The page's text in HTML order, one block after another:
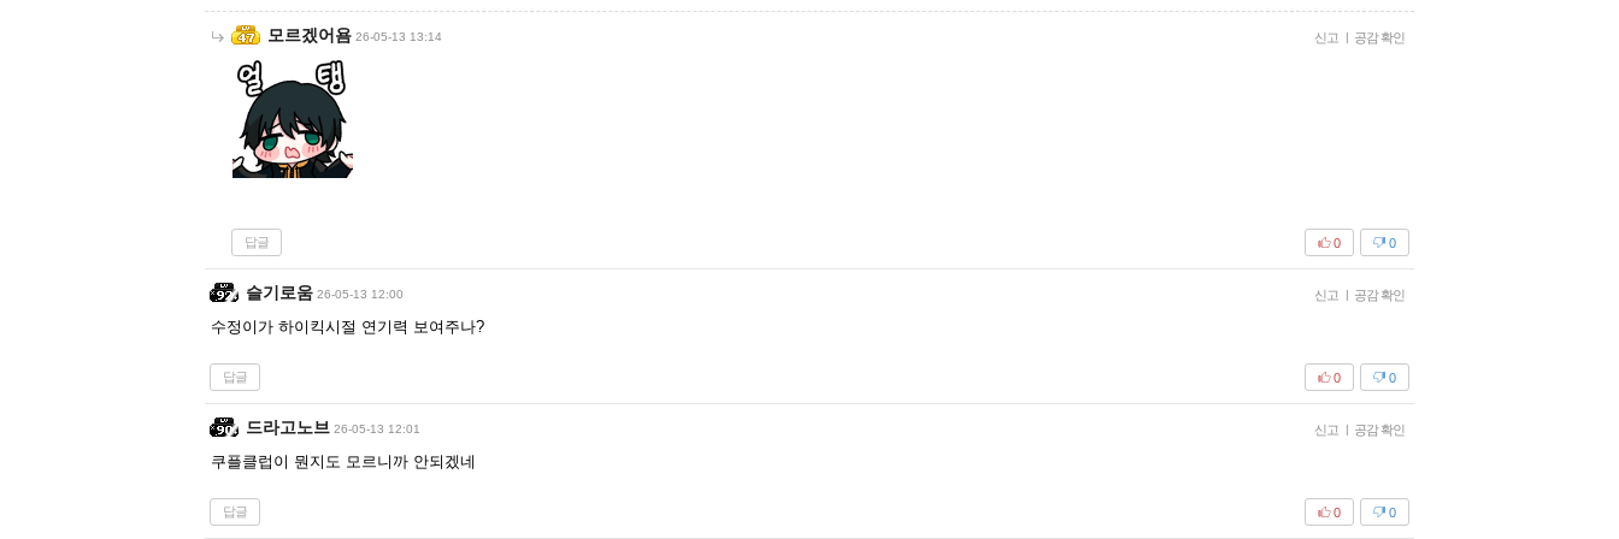
모르겠어욤 26-05-13 13:14 신고 | 공감 확인
답글 0
0
슬기로움 26-05-13 12:00 신고 | 공감 확인
수정이가 하이킥시절 연기력 보여주나?
답글 0
0
드라고노브 26-05-13 12:01 신고 | 공감 확인
쿠플클럽이 뭔지도 모르니까 안되겠네
답글 0
0